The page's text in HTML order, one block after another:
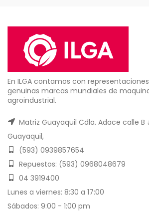
En ILGA contamos con
genuinas marcas mundiales de
agroindustrial.
Matriz Guayaquil Cdla. Adace calle B
Guayaquil,
(593) 0939857654
Repuestos: (593) 0968048679
04 3919400
Lunes a viernes: 8:30 a 17:00
Sábados: 9:00 - 1:00 pm